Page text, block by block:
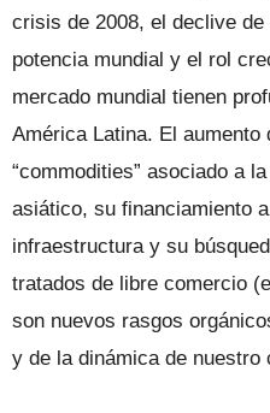
crisis de 2008, el declive
potencia mundial y el rol
mercado mundial tienen
América Latina. El aumento
“commodities” asociado a
asiático, su financiamiento
infraestructura y su
tratados de libre comercio
son nuevos rasgos
y de la dinámica de nuestro